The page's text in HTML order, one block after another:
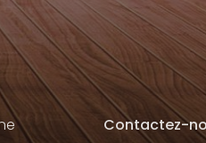
Contactez-